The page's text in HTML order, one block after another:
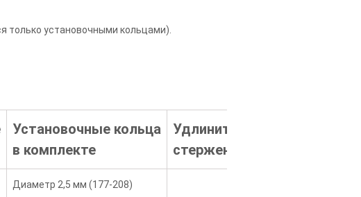
только установочными кольцами).
Установочные кольца
в комплекте
Удлини­тельный
стержень
Диаметр 2,5 мм (177-208)